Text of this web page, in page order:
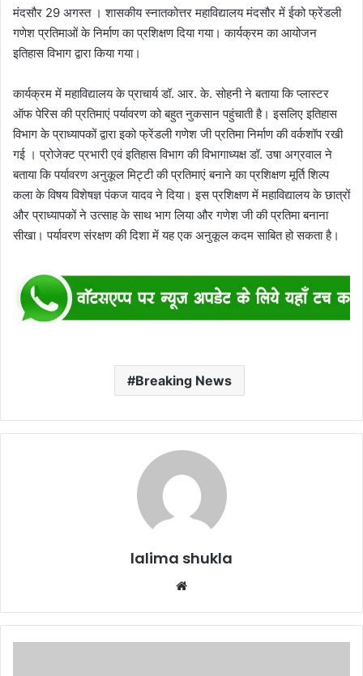
मंदसौर 29 अगस्त । शासकीय स्नातकोत्तर महाविद्यालय मंदसौर में ईको फ्रेंडली
गणेश प्रतिमाओं के निर्माण का प्रशिक्षण दिया गया। कार्यक्रम का आयोजन
इतिहास विभाग द्वारा किया गया।
कार्यक्रम में महाविद्यालय के प्राचार्य डॉ. आर. के. सोहनी ने बताया कि प्लास्टर
ऑफ पेरिस की प्रतिमाएं पर्यावरण को बहुत नुकसान पहुंचाती है। इसलिए इतिहास
विभाग के प्राध्यापकों द्वारा इको फ्रेंडली गणेश जी प्रतिमा निर्माण की वर्कशॉप रखी
गई । प्रोजेक्ट प्रभारी एवं इतिहास विभाग की विभागाध्यक्ष डॉ. उषा अग्रवाल ने
बताया कि पर्यावरण अनुकूल मिट्टी की प्रतिमाएं बनाने का प्रशिक्षण मूर्ति शिल्प
कला के विषय विशेषज्ञ पंकज यादव ने दिया। इस प्रशिक्षण में महाविद्यालय के छात्रों
और प्राध्यापकों ने उत्साह के साथ भाग लिया और गणेश जी की प्रतिमा बनाना
सीखा। पर्यावरण संरक्षण की दिशा में यह एक अनुकूल कदम साबित हो सकता है।
Breaking News
lalima shukla